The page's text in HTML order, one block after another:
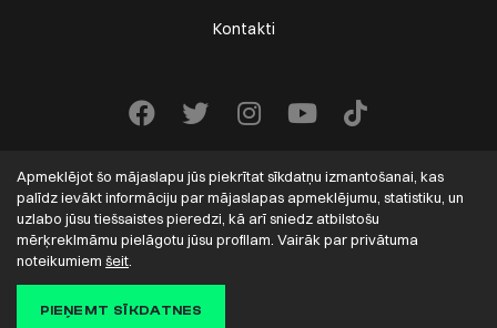
Kontakti
VALMIERA FC2022-2026. Visas tiesības aizsargātas.
Solution:
Apmeklējot šo mājaslapu jūs piekrītat sīkdatņu izmantošanai, kas
palīdz ievākt informāciju par mājaslapas apmeklējumu, statistiku, un
uzlabo jūsu tiešsaistes pieredzi, kā arī sniedz atbilstošu
mērķreklmāmu pielāgotu jūsu profilam. Vairāk par privātuma
noteikumiem šeit
PIEŅEMT SĪKDATNES